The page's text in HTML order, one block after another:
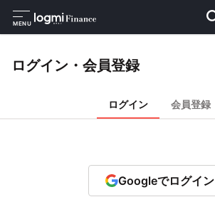
MENU
ログイン・会員登録
ログイン 会員登録
Googleでログイン